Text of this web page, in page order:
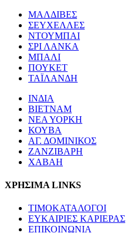
ΜΑΛΔΙΒΕΣ
ΣΕΥΧΕΛΛΕΣ
ΝΤΟΥΜΠΑΙ
ΣΡΙ ΛΑΝΚΑ
ΜΠΑΛΙ
ΠΟΥΚΕΤ
ΤΑΪΛΑΝΔΗ
ΙΝΔΙΑ
ΒΙΕΤΝΑΜ
ΝΕΑ ΥΟΡΚΗ
ΚΟΥΒΑ
ΑΓ. ΔΟΜΙΝΙΚΟΣ
ΖΑΝΖΙΒΑΡΗ
ΧΑΒΑΗ
ΧΡΗΣΙΜΑ LINKS
ΤΙΜΟΚΑΤΑΛΟΓΟΙ
ΕΥΚΑΙΡΙΕΣ ΚΑΡΙΕΡΑΣ
ΕΠΙΚΟΙΝΩΝΙΑ